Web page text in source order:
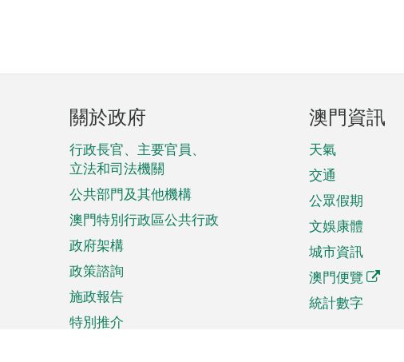
頁
腳
菜
單
關於政府
行政長官、主要官員、
立法和司法機關
公共部門及其他機構
澳門特別行政區公共行政
政府架構
政策諮詢
施政報告
特別推介
澳門資訊
天氣
交通
公眾假期
文娛康體
城市資訊
澳門便覽
統計數字